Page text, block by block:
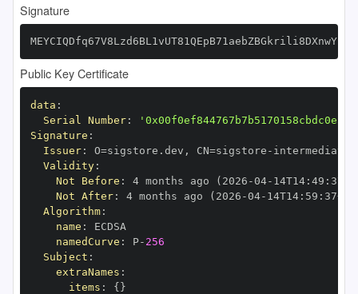
Signature
Public Key Certificate
data :
Serial Number:
Signature :
Issuer: O=sigstore.dev , CN=sigstore -
Validity:
Not Before : 4 months ago (2026 -04- 14T14: 49 :
Not After: 4 months ago (2026 -04- 14T14: 59 : 37+00
Algorithm:
name :
namedCurve : P- 256
Subject :
extraNames :
items : { }